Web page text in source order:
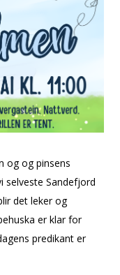
og og pinsens
selveste Sandefjord
det leker og
er klar for
predikant er